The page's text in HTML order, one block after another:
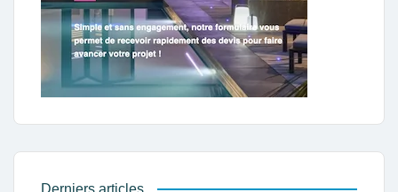
Derniers articles